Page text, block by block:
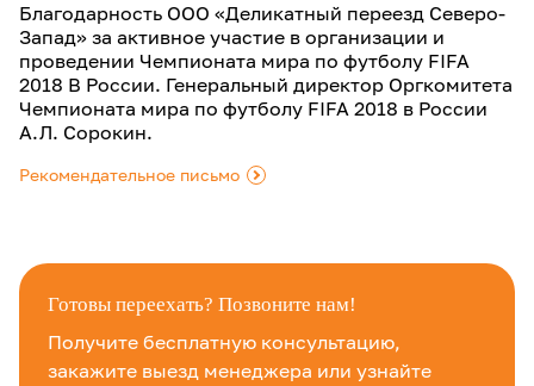
Благодарность ООО «Деликатный переезд Северо-
Запад» зa активное участие в организации и
проведении Чемпионата мира по футболу FIFA
2018 B России. Генеральный директор Оргкомитета
Чемпионата мира по футболу FIFA 2018 в России
А.Л. Сорокин.
Рекомендательное письмо .
Готовы переехать? Позвоните нам!
Получите бесплатную консультацию,
закажите выезд менеджера или узнайте